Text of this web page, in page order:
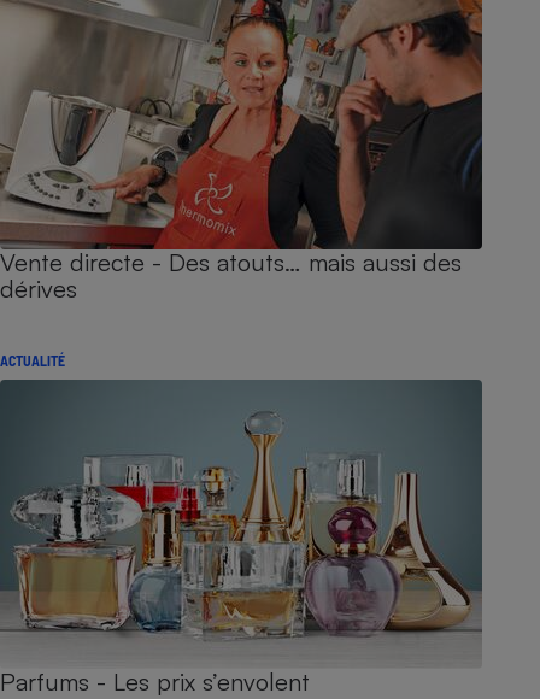
Vente directe - Des atouts… mais aussi des
dérives
ACTUALITÉ
Parfums - Les prix s’envolent